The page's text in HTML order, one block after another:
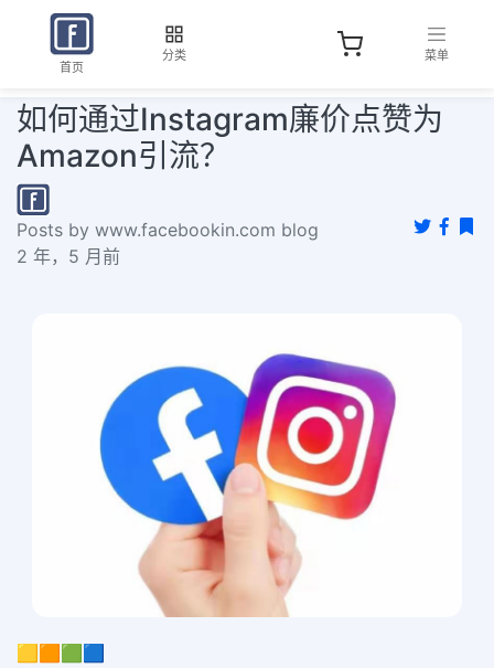
首页
分类 菜单
如何通过Instagram廉价点赞为
Amazon引流？
Posts by www.facebookin.com blog
2 年，5 月前
🟨🟧🟩🟦